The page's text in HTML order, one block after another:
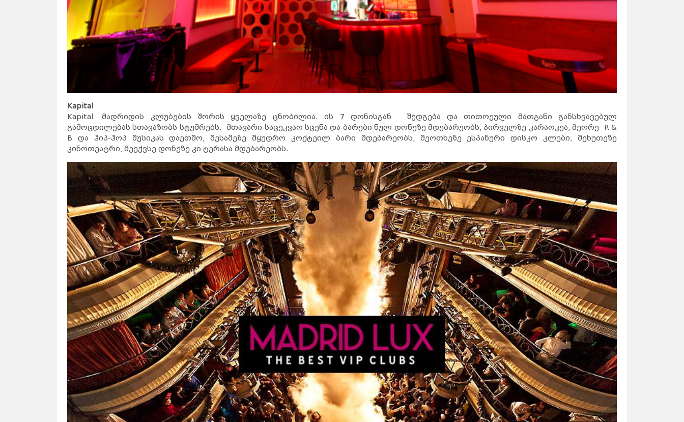
Kapital
Kapital მადრიდის კლუბების შორის ყველაზე ცნობილია. ის 7 დონისგან შედგება და თითოეული მათგანი განსხვავებულ
გამოცდილებას სთავაზობს სტუმრებს. მთავარი საცეკვაო სცენა და ბარები ნულ დონეზე მდებარეობს, პირველზე კარაოკეა, მეორე R &
B და ჰიპ-ჰოპ მუსიკას დაეთმო, მესამეზე მყუდრო კოქტეილ ბარი მდებარეობს, მეოთხეზე ესპანური დისკო კლუბი, მეხუთეზე
კინოთეატრი, მეექვსე დონეზე კი ტერასა მდებარეობს.